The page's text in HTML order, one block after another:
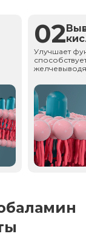
02
Улучшает